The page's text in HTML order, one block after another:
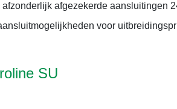
afzonderlijk afgezekerde aansluitingen
voor
SU